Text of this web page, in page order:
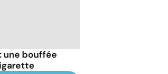
une bouffée